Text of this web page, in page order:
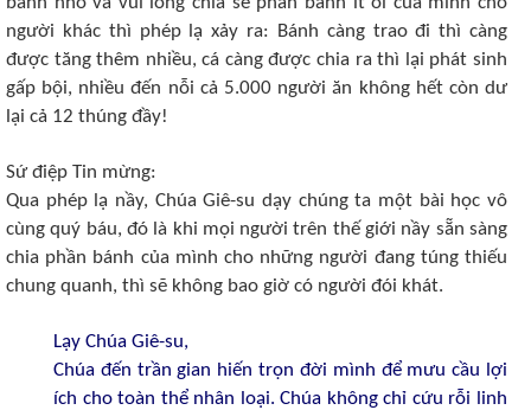
người khác thì phép lạ xảy ra: Bánh càng trao đi thì càng
được tăng thêm nhiều, cá càng được chia ra thì lại phát sinh
gấp bội, nhiều đến nỗi cả 5.000 người ăn không hết còn dư
lại cả 12 thúng đầy!
Sứ điệp Tin mừng:
Qua phép lạ nầy, Chúa Giê-su dạy chúng ta một bài học vô
cùng quý báu, đó là khi mọi người trên thế giới nầy sẵn sàng
chia phần bánh của mình cho những người đang túng thiếu
chung quanh, thì sẽ không bao giờ có người đói khát.
Lạy Chúa Giê-su,
Chúa đến trần gian hiến trọn đời mình để mưu cầu lợi
ích cho toàn thể nhân loại. Chúa không chỉ cứu rỗi linh